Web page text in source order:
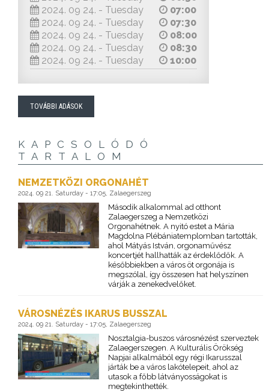
2024. 09 24. - Tuesday
07:00
2024. 09 24. - Tuesday
07:30
2024. 09 24. - Tuesday
08:00
2024. 09 24. - Tuesday
08:30
2024. 09 24. - Tuesday
10:00
TOVÁBBI ADÁSOK
KAPCSOLÓDÓ
TARTALOM
NEMZETKÖZI ORGONAHÉT
2024. 09 21. Saturday - 17:05, Zalaegerszeg
Második alkalommal ad otthont
Zalaegerszeg a Nemzetközi
Orgonahétnek. A nyitó estet a Mária
Magdolna Plébániatemplomban tartották,
ahol Mátyás István, orgonaművész
koncertjét hallhatták az érdeklődők. A
későbbiekben a város öt orgonája is
megszólal, így összesen hat helyszínen
várják a zenekedvelőket.
VÁROSNÉZÉS IKARUS BUSSZAL
2024. 09 21. Saturday - 17:05, Zalaegerszeg
Nosztalgia-buszos városnézést szerveztek
Zalaegerszegen. A Kulturális Örökség
Napjai alkalmából egy régi Ikarusszal
járták be a város lakótelepeit, ahol az
utasok a főbb látványosságokat is
megtekinthették.